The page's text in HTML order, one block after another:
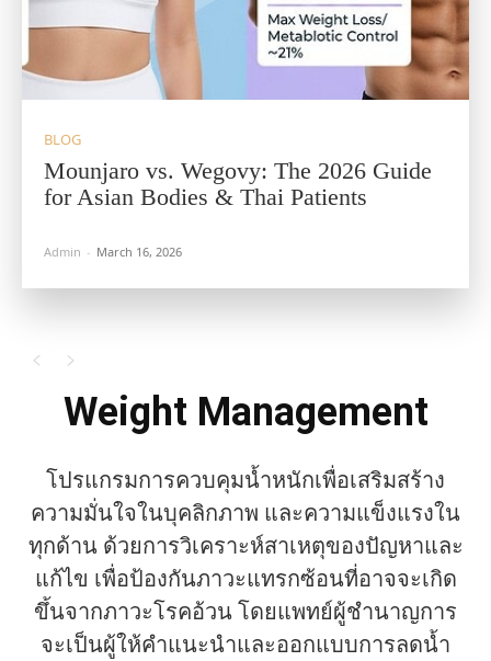
BLOG
Mounjaro vs. Wegovy: The 2026 Guide
for Asian Bodies & Thai Patients
Admin - March 16, 2026
Weight Management
โปรแกรมการควบคุมน้ำหนักเพื่อเสริมสร้าง
ความมั่นใจในบุคลิกภาพ และความแข็งแรงใน
ทุกด้าน ด้วยการวิเคราะห์สาเหตุของปัญหาและ
แก้ไข เพื่อป้องกันภาวะแทรกซ้อนที่อาจจะเกิด
ขึ้นจากภาวะโรคอ้วน โดยแพทย์ผู้ชำนาญการ
จะเป็นผู้ให้คำแนะนำและออกแบบการลดน้ำ